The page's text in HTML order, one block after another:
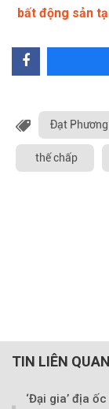
bất động sản
Đạt Phương
thế chấp
TIN LIÊN QUAN
‘Đại gia’ địa